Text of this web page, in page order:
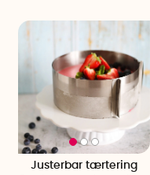
Justerbar tærtering